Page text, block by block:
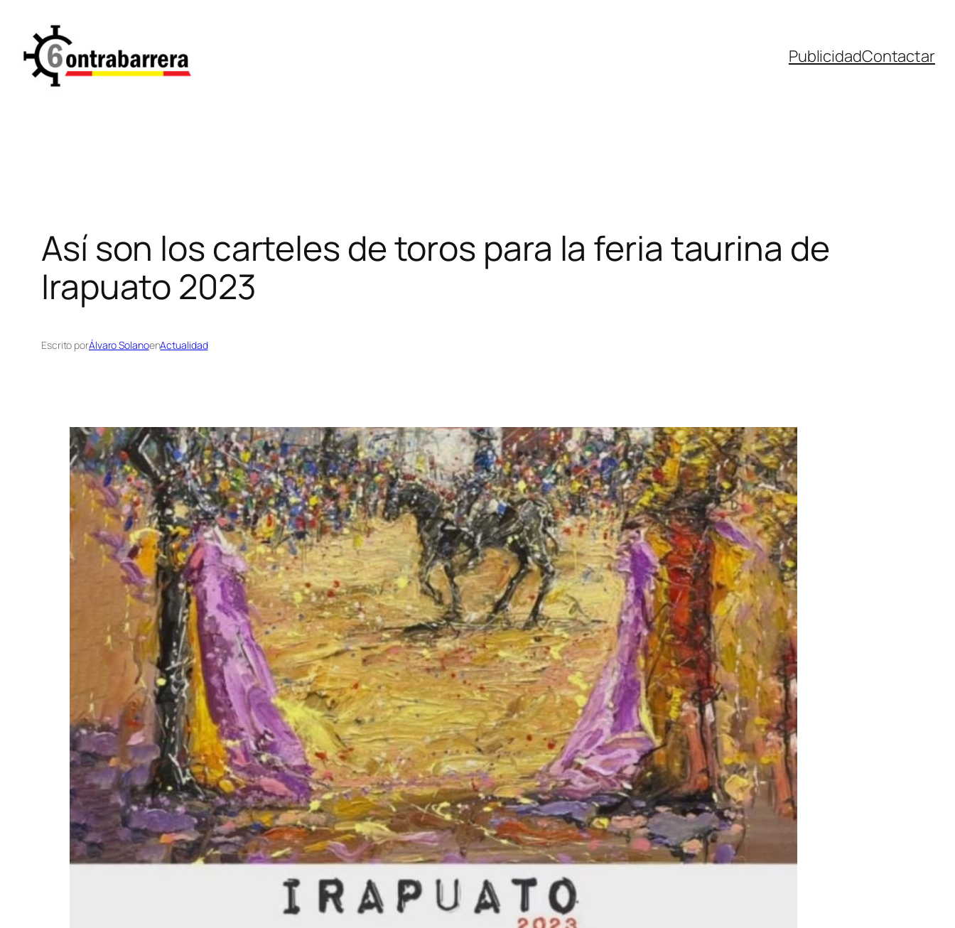
contenido
PublicidadContactar
Así son los carteles de toros para la feria taurina de
Irapuato 2023
Escrito porÁlvaro SolanoenActualidad